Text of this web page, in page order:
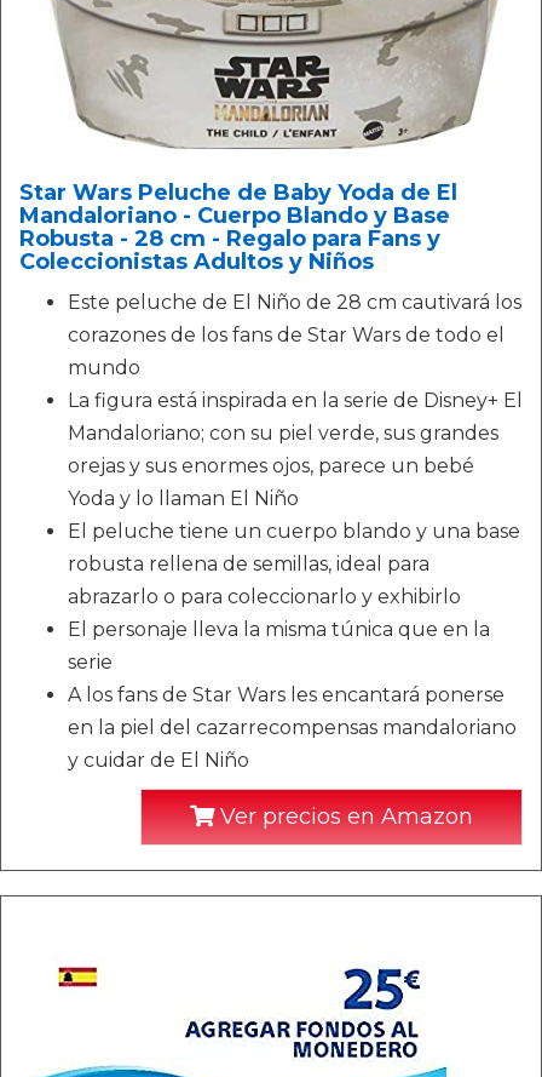
Star Wars Peluche de Baby Yoda de El
Mandaloriano - Cuerpo Blando y Base
Robusta - 28 cm - Regalo para Fans y
Coleccionistas Adultos y Niños
Este peluche de El Niño de 28 cm cautivará los
corazones de los fans de Star Wars de todo el
mundo
La figura está inspirada en la serie de Disney+ El
Mandaloriano; con su piel verde, sus grandes
orejas y sus enormes ojos, parece un bebé
Yoda y lo llaman El Niño
El peluche tiene un cuerpo blando y una base
robusta rellena de semillas, ideal para
abrazarlo o para coleccionarlo y exhibirlo
El personaje lleva la misma túnica que en la
serie
A los fans de Star Wars les encantará ponerse
en la piel del cazarrecompensas mandaloriano
y cuidar de El Niño
Ver precios en Amazon